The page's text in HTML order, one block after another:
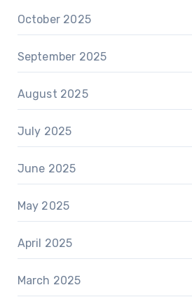
October 2025
September 2025
August 2025
July 2025
June 2025
May 2025
April 2025
March 2025